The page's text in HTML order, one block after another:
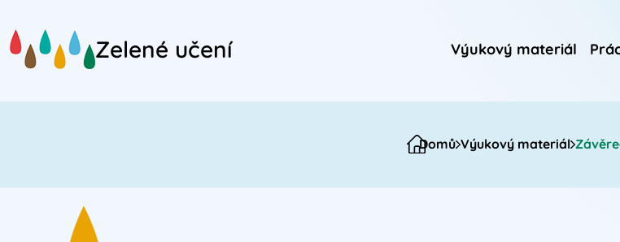
na
hlavní
Zelené učení Výukový materiál
Domů Výukový materiál